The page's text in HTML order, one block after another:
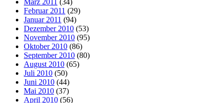
März 2011 (34)
Februar 2011 (29)
Januar 2011 (94)
Dezember 2010 (53)
November 2010 (95)
Oktober 2010 (86)
September 2010 (80)
August 2010 (65)
Juli 2010 (50)
Juni 2010 (44)
Mai 2010 (37)
April 2010 (56)